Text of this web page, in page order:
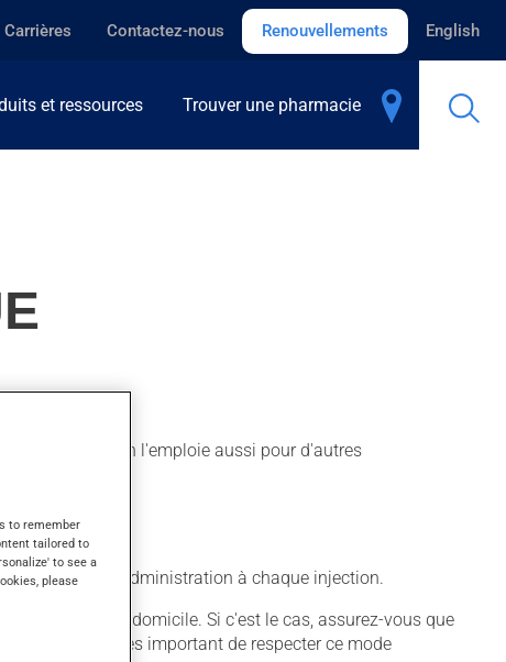
Carrières Contactez-nous Renouvellements English
et ressources Trouver une pharmacie
On l'emploie aussi pour d'autres
de site d'administration à chaque injection.
être utilisé à domicile. Si c'est le cas, assurez-vous que
Il est très important de respecter ce mode
to remember
tailored to
to see a
please